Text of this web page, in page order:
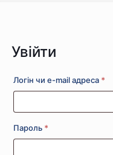
Увійти
Логін чи e-mail адреса *
Пароль *